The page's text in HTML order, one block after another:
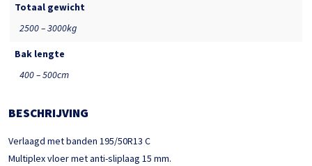
Totaal gewicht
2500 – 3000kg
Bak lengte
400 – 500cm
BESCHRIJVING
Verlaagd met banden 195/50R13 C
Multiplex vloer met anti-sliplaag 15 mm.